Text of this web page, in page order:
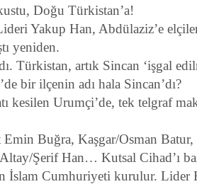
Doğu Türkistan’a!
Yakup Han, Abdülaziz’e
yeniden.
Türkistan, artık Sincan ‘işgal
bir ilçenin adı hala Sincan’dı?
kesilen Urumçi’de, tek telgraf
Buğra, Kaşgar/Osman Batur,
Şerif Han… Kutsal Cihad’ı
İslam Cumhuriyeti kurulur. Lider